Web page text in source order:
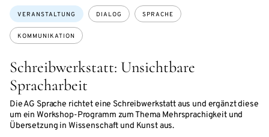
Schreibwerkstatt: Unsichtbare
Spracharbeit
Die AG Sprache richtet eine Schreibwerkstatt aus und ergänzt diese
um ein Workshop-Programm zum Thema Mehrsprachigkeit und
Übersetzung in Wissenschaft und Kunst aus.
Themen:
VERANSTALTUNG DIALOG SPRACHE
KOMMUNIKATION